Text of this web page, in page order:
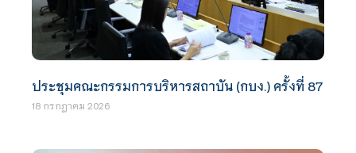
ประชุมคณะกรรมการบริหารสถาบัน (กบง.) ครั้งที่ 87
18 กรกฎาคม 2026